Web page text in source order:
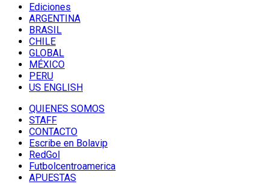
Ediciones
ARGENTINA
BRASIL
CHILE
GLOBAL
MÉXICO
PERU
US ENGLISH
QUIENES SOMOS
STAFF
CONTACTO
Escribe en Bolavip
RedGol
Futbolcentroamerica
APUESTAS